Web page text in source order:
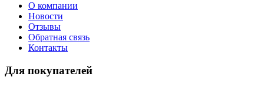
О компании
Новости
Отзывы
Обратная связь
Контакты
Для покупателей